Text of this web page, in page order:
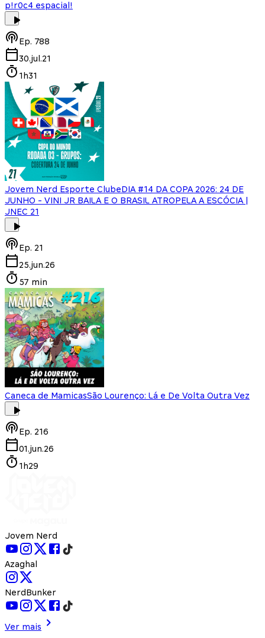
p!r0c4 espacial!
Ep. 788
30.jul.21
1h31
Jovem Nerd Esporte ClubeDIA #14 DA COPA 2026: 24 DE
JUNHO - VINI JR BAILA E O BRASIL ATROPELA A ESCÓCIA |
JNEC 21
Ep. 21
25.jun.26
57 min
Caneca de MamicasSão Lourenço: Lá e De Volta Outra Vez
Ep. 216
01.jun.26
1h29
Jovem Nerd
Azaghal
NerdBunker
Ver mais